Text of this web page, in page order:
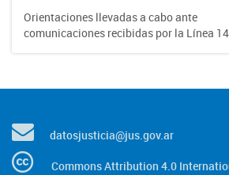
Orientaciones llevadas a cabo ante
comunicaciones recibidas por la Línea
datosjusticia@jus.gov.ar
Commons Attribution 4.0